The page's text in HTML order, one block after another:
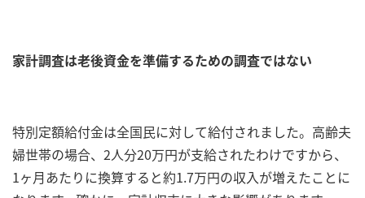
家計調査は老後資金を準備するための調査ではない
特別定額給付金は全国民に対して給付されました。高齢夫
婦世帯の場合、2人分20万円が支給されたわけですから、
1ヶ月あたりに換算すると約1.7万円の収入が増えたことに